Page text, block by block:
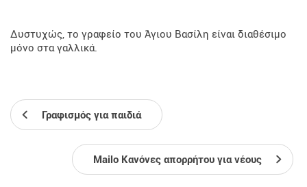
Δυστυχώς, το γραφείο του Άγιου Βασίλη είναι διαθέσιμο
μόνο στα γαλλικά.
Γραφισμός για παιδιά
Mailo Κανόνες απορρήτου για νέους